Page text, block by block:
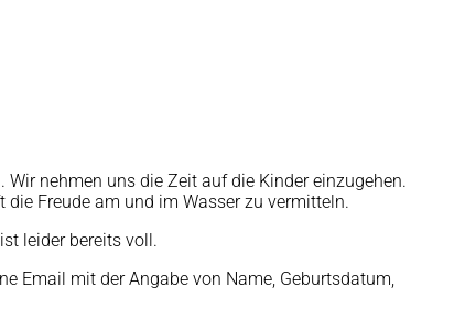
nehmen uns die Zeit auf die Kinder einzugehen.
Freude am und im Wasser zu vermitteln.
leider bereits voll.
Email mit der Angabe von Name, Geburtsdatum,